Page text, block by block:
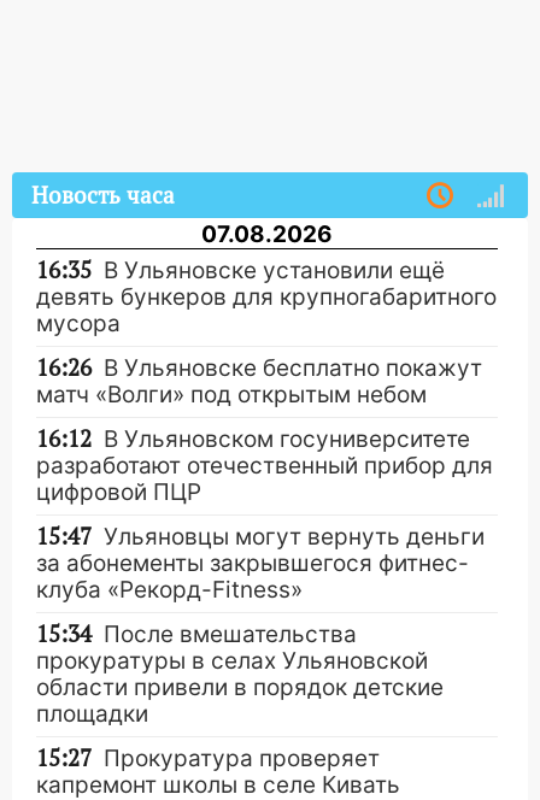
Новость часа
07.08.2026
16:35 В Ульяновске установили ещё
девять бункеров для крупногабаритного
мусора
16:26 В Ульяновске бесплатно покажут
матч «Волги» под открытым небом
16:12 В Ульяновском госуниверситете
разработают отечественный прибор для
цифровой ПЦР
15:47 Ульяновцы могут вернуть деньги
за абонементы закрывшегося фитнес-
клуба «Рекорд-Fitness»
15:34 После вмешательства
прокуратуры в селах Ульяновской
области привели в порядок детские
площадки
15:27 Прокуратура проверяет
капремонт школы в селе Кивать